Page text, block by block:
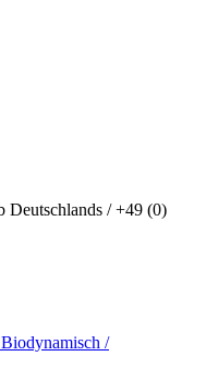
Deutschlands / +49 (0)